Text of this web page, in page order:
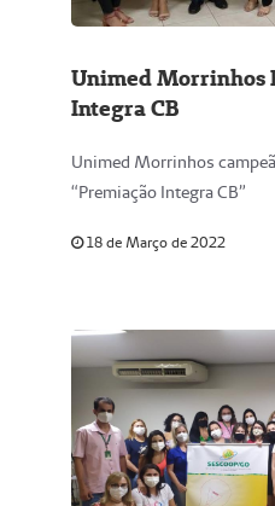
Unimed Morrinhos
Integra CB
Unimed Morrinhos
“Premiação Integra CB”
18 de Março de 2022